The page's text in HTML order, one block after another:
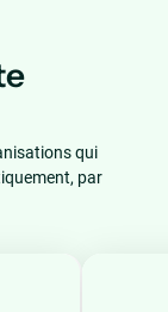
qui
par